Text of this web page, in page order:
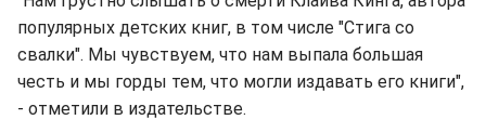
популярных детских книг, в том числе "Стига со
свалки". Мы чувствуем, что нам выпала большая
честь и мы горды тем, что могли издавать его книги",
- отметили в издательстве.